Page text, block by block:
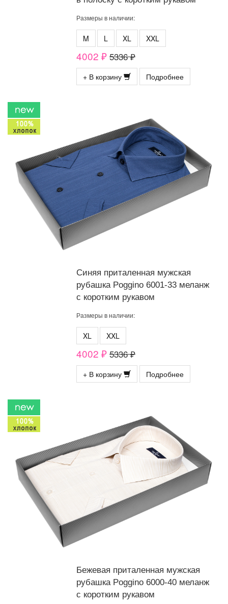
Размеры в наличии:
M L XL XXL
4002 ₽ 5336 ₽
+ В корзину Подробнее
Синяя приталенная мужская
рубашка Poggino 6001-33 меланж
с коротким рукавом
Размеры в наличии:
XL XXL
4002 ₽ 5336 ₽
+ В корзину Подробнее
Бежевая приталенная мужская
рубашка Poggino 6000-40 меланж
с коротким рукавом